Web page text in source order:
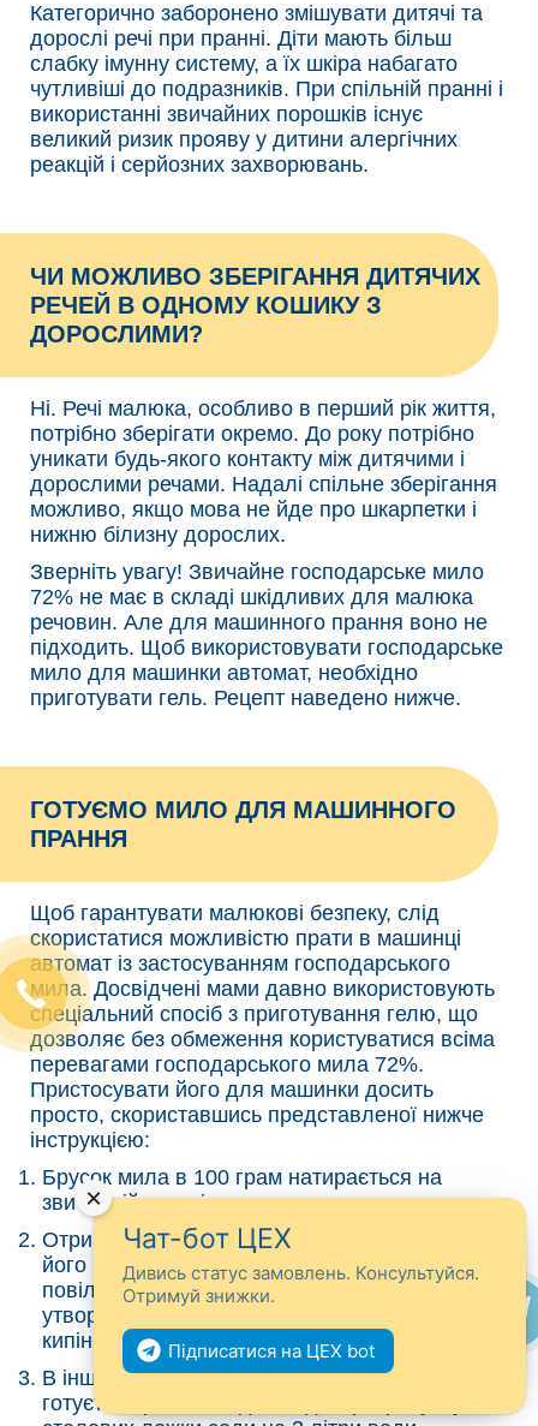
Категорично заборонено змішувати дитячі та
дорослі речі при пранні. Діти мають більш
слабку імунну систему, а їх шкіра набагато
чутливіші до подразників. При спільній пранні і
використанні звичайних порошків існує
великий ризик прояву у дитини алергічних
реакцій і серйозних захворювань.
ЧИ МОЖЛИВО ЗБЕРІГАННЯ ДИТЯЧИХ
РЕЧЕЙ В ОДНОМУ КОШИКУ З
ДОРОСЛИМИ?
Ні. Речі малюка, особливо в перший рік життя,
потрібно зберігати окремо. До року потрібно
уникати будь-якого контакту між дитячими і
дорослими речами. Надалі спільне зберігання
можливо, якщо мова не йде про шкарпетки і
нижню білизну дорослих.
Зверніть увагу! Звичайне господарське мило
72% не має в складі шкідливих для малюка
речовин. Але для машинного прання воно не
підходить. Щоб використовувати господарське
мило для машинки автомат, необхідно
приготувати гель. Рецепт наведено нижче.
ГОТУЄМО МИЛО ДЛЯ МАШИННОГО
ПРАННЯ
Щоб гарантувати малюкові безпеку, слід
скористатися можливістю прати в машинці
автомат із застосуванням господарського
мила. Досвідчені мами давно використовують
спеціальний спосіб з приготування гелю, що
дозволяє без обмеження користуватися всіма
перевагами господарського мила 72%.
Пристосувати його для машинки досить
просто, скориставшись представленої нижче
інструкцією:
Брусок мила в 100 грам натирається на
звичайній тертці для утворення стружки.
Отримавши натерте мило, потрібно змішати
його в 1 літрі гарячої води і поставити на
повільний вогонь, постійно помішуючи до
утворення однорідної маси, але доводити до
кипіння не можна.
В іншій ємності за аналогічним сценарієм
готується розчин соди і води з розрахунку 3
Чат-бот ЦЕХ
Дивись статус замовлень. Консультуйся.
Отримуй знижки.
Підписатися на ЦЕХ bot
×